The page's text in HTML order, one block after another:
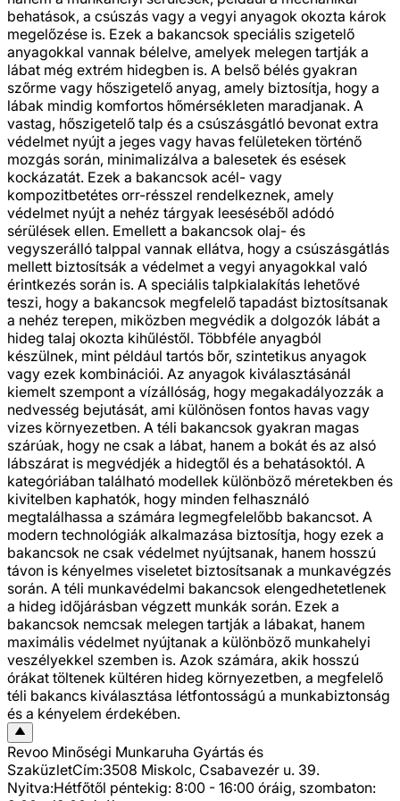
behatások, a csúszás vagy a vegyi anyagok okozta károk
megelőzése is. Ezek a bakancsok speciális szigetelő
anyagokkal vannak bélelve, amelyek melegen tartják a
lábat még extrém hidegben is. A belső bélés gyakran
szőrme vagy hőszigetelő anyag, amely biztosítja, hogy a
lábak mindig komfortos hőmérsékleten maradjanak. A
vastag, hőszigetelő talp és a csúszásgátló bevonat extra
védelmet nyújt a jeges vagy havas felületeken történő
mozgás során, minimalizálva a balesetek és esések
kockázatát. Ezek a bakancsok acél- vagy
kompozitbetétes orr-résszel rendelkeznek, amely
védelmet nyújt a nehéz tárgyak leeséséből adódó
sérülések ellen. Emellett a bakancsok olaj- és
vegyszerálló talppal vannak ellátva, hogy a csúszásgátlás
mellett biztosítsák a védelmet a vegyi anyagokkal való
érintkezés során is. A speciális talpkialakítás lehetővé
teszi, hogy a bakancsok megfelelő tapadást biztosítsanak
a nehéz terepen, miközben megvédik a dolgozók lábát a
hideg talaj okozta kihűléstől. Többféle anyagból
készülnek, mint például tartós bőr, szintetikus anyagok
vagy ezek kombinációi. Az anyagok kiválasztásánál
kiemelt szempont a vízállóság, hogy megakadályozzák a
nedvesség bejutását, ami különösen fontos havas vagy
vizes környezetben. A téli bakancsok gyakran magas
szárúak, hogy ne csak a lábat, hanem a bokát és az alsó
lábszárat is megvédjék a hidegtől és a behatásoktól. A
kategóriában található modellek különböző méretekben és
kivitelben kaphatók, hogy minden felhasználó
megtalálhassa a számára legmegfelelőbb bakancsot. A
modern technológiák alkalmazása biztosítja, hogy ezek a
bakancsok ne csak védelmet nyújtsanak, hanem hosszú
távon is kényelmes viseletet biztosítsanak a munkavégzés
során. A téli munkavédelmi bakancsok elengedhetetlenek
a hideg időjárásban végzett munkák során. Ezek a
bakancsok nemcsak melegen tartják a lábakat, hanem
maximális védelmet nyújtanak a különböző munkahelyi
veszélyekkel szemben is. Azok számára, akik hosszú
órákat töltenek kültéren hideg környezetben, a megfelelő
téli bakancs kiválasztása létfontosságú a munkabiztonság
és a kényelem érdekében.
Revoo Minőségi Munkaruha Gyártás és
SzaküzletCím:3508 Miskolc, Csabavezér u. 39.
Nyitva:Hétfőtől péntekig: 8:00 - 16:00 óráig, szombaton: